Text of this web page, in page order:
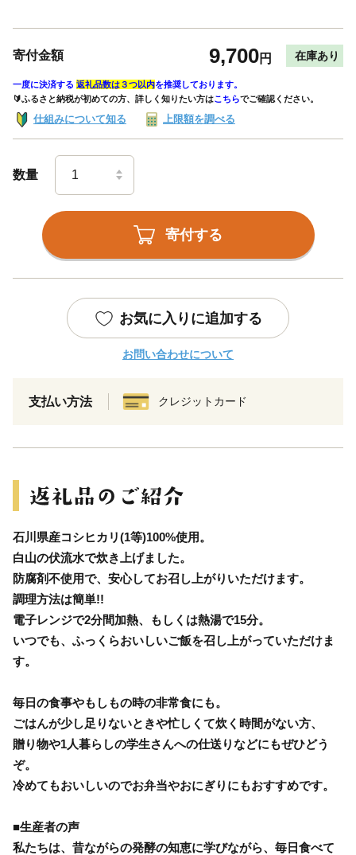
寄付金額 9,700円 在庫あり
一度に決済する 返礼品数は３つ以内を推奨しております。
🔰ふるさと納税が初めての方、詳しく知りたい方はこちらでご確認ください。
仕組みについて知る 上限額を調べる
数量
寄付する
お気に入りに追加する
お問い合わせについて
支払い方法 クレジットカード
石川県産コシヒカリ(1等)100%使用。
白山の伏流水で炊き上げました。
防腐剤不使用で、安心してお召し上がりいただけます。
調理方法は簡単!!
電子レンジで2分間加熱、もしくは熱湯で15分。
いつでも、ふっくらおいしいご飯を召し上がっていただけま
す。
毎日の食事やもしもの時の非常食にも。
ごはんが少し足りないときや忙しくて炊く時間がない方、
贈り物や1人暮らしの学生さんへの仕送りなどにもぜひどう
ぞ。
冷めてもおいしいのでお弁当やおにぎりにもおすすめです。
■生産者の声
私たちは、昔ながらの発酵の知恵に学びながら、毎日食べて